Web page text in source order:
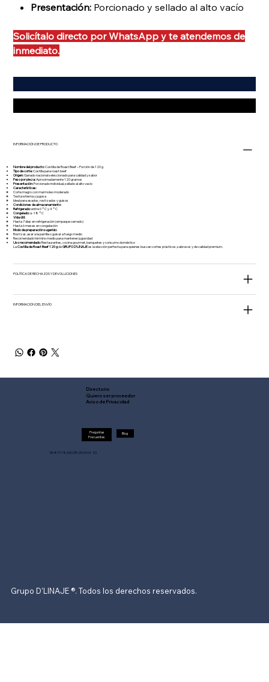
Presentación: Porcionado y sellado al alto vacío
Solicítalo directo por WhatsApp y te atendemos de
inmediato.
INFORMACIÓN DE PRODUCTO
Nombre del producto:Costilla de Roast Beef – Porción de 120 g
Tipo de corte:Costilla para roast beef
Origen:Ganado nacional seleccionado para calidad y sabor
Peso por pieza:Aproximadamente 120 gramos
Presentación:Porcionado individual, sellado al alto vacío
Características:
Corte magro con marmoleo moderado
Textura tierna y jugosa
Ideal para asados, rostizados y guisos
Condiciones de almacenamiento:
Refrigerado:entre 0 °C y 4 °C
Congelado:a -18 °C
Vida útil:
Hasta 7 días en refrigeración (empaque cerrado)
Hasta 6 meses en congelación
Modo de preparación sugerido:
Rostizar, asar a la parrilla o guisar a fuego medio
Recomendado término medio para mantener jugosidad
Uso recomendado:Restaurantes, cocina gourmet, banquetes y consumo doméstico
LaCostilla de Roast Beef 120 gdeGRUPO D’LINAJEes la elección perfecta para quienes buscan cortes prácticos, sabrosos y de calidad premium.
POLÍTICA DE RECHAZOS Y DEVOLUCIONES
INFORMACIÓN DEL ENVÍO
Directorio
Quiero ser proveedor
Aviso de Privacidad
Blog
Preguntas
Frecuentes
55 8717 8200 | 55 25 63 04 23
Grupo D'LINAJE ®. Todos los derechos reservados.